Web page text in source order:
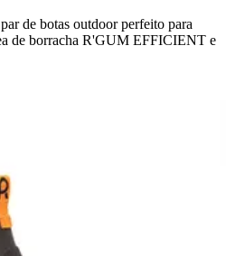
de botas outdoor perfeito para
de borracha R'GUM EFFICIENT e